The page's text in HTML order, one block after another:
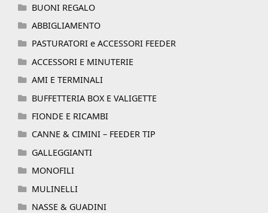
BUONI REGALO
ABBIGLIAMENTO
PASTURATORI e ACCESSORI FEEDER
ACCESSORI E MINUTERIE
AMI E TERMINALI
BUFFETTERIA BOX E VALIGETTE
FIONDE E RICAMBI
CANNE & CIMINI – FEEDER TIP
GALLEGGIANTI
MONOFILI
MULINELLI
NASSE & GUADINI